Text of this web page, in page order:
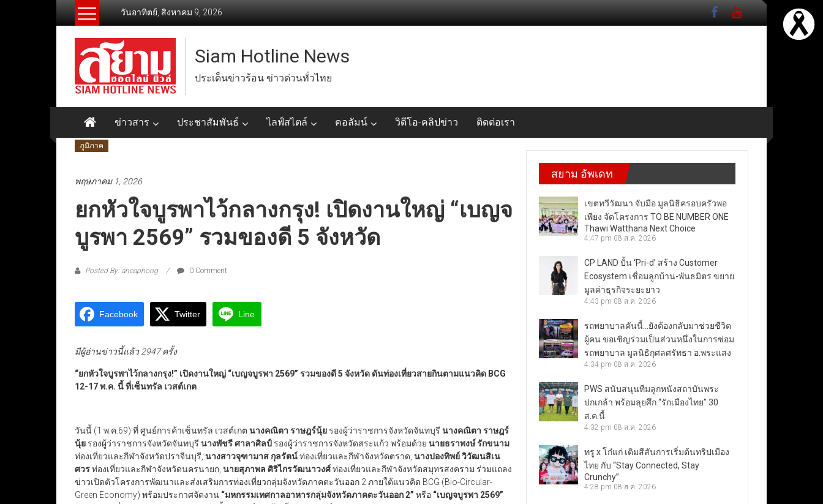
วันอาทิตย์, สิงหาคม 9, 2026
Siam Hotline News
ประเด็นข่าวร้อน ข่าวด่วนทั่วไทย
ข่าวสาร ประชาสัมพันธ์ ไลฟ์สไตล์ คอลัมน์ วิดีโอ-คลิปข่าว ติดต่อเรา
ภูมิภาค
พฤษภาคม 1, 2026
ยกหัวใจบูรพาไว้กลางกรุง! เปิดงานใหญ่ “เบญจ
บูรพา 2569” รวมของดี 5 จังหวัด
Posted By: aneaphong 0 Comment
Facebook Twitter Line
มีผู้อ่านข่าวนี้แล้ว 2947 ครั้ง
“ยกหัวใจบูรพาไว้กลางกรุง!” เปิดงานใหญ่ “เบญจบูรพา 2569” รวมของดี 5 จังหวัด ดันท่องเที่ยวสายกินตามแนวคิด BCG
12-17 พ.ค. นี้ ที่เซ็นทรัล เวสต์เกต
วันนี้ (1 พ.ค.69) ที่ ศูนย์การค้าเซ็นทรัล เวสต์เกต นางคณิตา ราษฎร์นุ้ย รองผู้ว่าราชการจังหวัดจันทบุรี นางคณิตา ราษฎร์
นุ้ย รองผู้ว่าราชการจังหวัดจันทบุรี​ นางพัชรี ศาลาศิลป์ รองผู้ว่าราชการจังหวัดสระแก้ว​ พร้อมด้วย นายธราพงษ์ รักขนาม
ท่องเที่ยวและกีฬาจังหวัดปราจีนบุรี​, นางสาวจุฑามาส กุลรัตน์ท่องเที่ยวและกีฬาจังหวัดตราด, นางปองทิพย์ วิวัฒนสิเน
ศวรท่องเที่ยวและกีฬาจังหวัดนครนายก, นายสุภาพล ศิริไกรวัฒนาวงศ์ท่องเที่ยวและกีฬาจังหวัดสมุทรสงคราม​ ร่วมแถลง
ข่าวเปิดตัวโครงการพัฒนาและส่งเสริมการท่องเที่ยวกลุ่มจังหวัดภาคตะวันออก 2 ภายใต้แนวคิด BCG (Bio-Circular-
Green Economy) พร้อมประกาศจัดงาน “มหกรรมเทศกาลอาหารกลุ่มจังหวัดภาคตะวันออก 2” หรือ “เบญจบูรพา 2569”
สยาม อัพเดท
เขตทวีวัฒนา จับมือ มูลนิธิครอบครัวพอ
เพียง จัดโครงการ TO BE NUMBER ONE
Thawi Watthana Next Choice
4:47 pm 08 ส.ค. 2026
CP LAND ปั้น ‘Pri-d’ สร้าง Customer
Ecosystem เชื่อมลูกบ้าน-พันธมิตร ขยาย
มูลค่าธุรกิจระยะยาว
4:43 pm 08 ส.ค. 2026
รถพยาบาลคันนี้…ยังต้องกลับมาช่วยชีวิต
ผู้คน ขอเชิญร่วมเป็นส่วนหนึ่งในการซ่อม
รถพยาบาล มูลนิธิกุศลศรัทธา อ.พระแสง
4:34 pm 08 ส.ค. 2026
PWS สนับสนุนทีมลูกหนังสถาบันพระ
ปกเกล้า พร้อมลุยศึก “รักเมืองไทย” 30
ส.ค.นี้
4:32 pm 08 ส.ค. 2026
ทรู x โก๋แก่ เติมสีสันการเริ่มต้นทริปเมือง
ไทย กับ “Stay Connected, Stay
Crunchy”
4:28 pm 08 ส.ค. 2026